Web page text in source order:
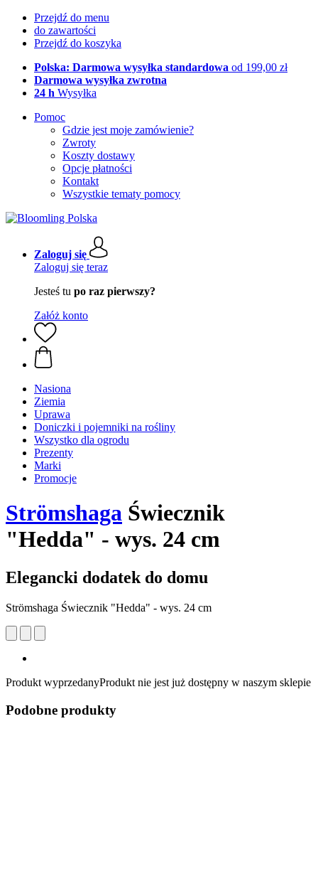
Przejdź do menu
do zawartości
Przejdź do koszyka
Polska: Darmowa wysyłka standardowa od 199,00 zł
Darmowa wysyłka zwrotna
24 h Wysyłka
Pomoc
Gdzie jest moje zamówienie?
Zwroty
Koszty dostawy
Opcje płatności
Kontakt
Wszystkie tematy pomocy
Zaloguj się
Zaloguj się teraz
Jesteś tu po raz pierwszy?
Załóż konto
Nasiona
Ziemia
Uprawa
Doniczki i pojemniki na rośliny
Wszystko dla ogrodu
Prezenty
Marki
Promocje
Strömshaga Świecznik
"Hedda" - wys. 24 cm
Elegancki dodatek do domu
Strömshaga Świecznik "Hedda" - wys. 24 cm
Produkt wyprzedanyProdukt nie jest już dostępny w naszym sklepie
Podobne produkty